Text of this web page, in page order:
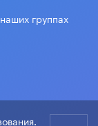
группах